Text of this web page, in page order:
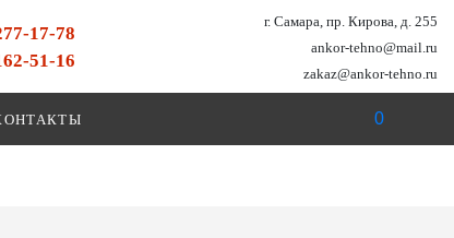
17-78
51-16
г. Самара, пр. Кирова, д. 255
ankor-tehno@mail.ru
zakaz@ankor-tehno.ru
0